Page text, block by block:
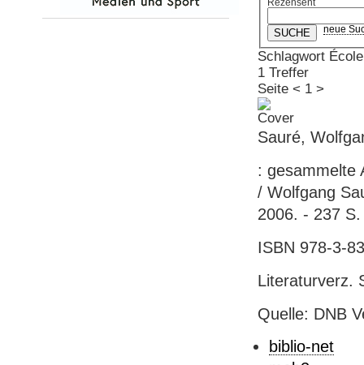
Rezensent
neue
Schlagwort
1 Treffer
Seite < 1 >
Sauré,
: gesammelte
/ Wolfgang
2006. - 237
ISBN 978-3-
Literaturverz.
Quelle: DNB
biblio-net